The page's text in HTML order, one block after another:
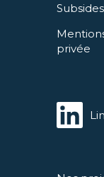
Subsides
privée